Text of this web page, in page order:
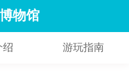
物馆
绍 游玩指南